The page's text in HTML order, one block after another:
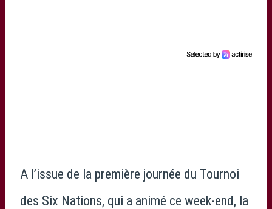
A l’issue de la première journée du Tournoi
des Six Nations, qui a animé ce week-end, la